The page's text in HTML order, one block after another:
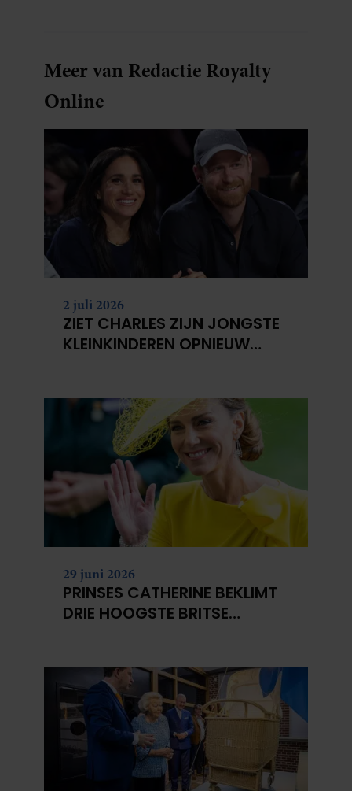
Meer van Redactie Royalty
Online
2 juli 2026
ZIET CHARLES ZIJN JONGSTE
KLEINKINDEREN OPNIEUW
29 juni 2026
PRINSES CATHERINE BEKLIMT
DRIE HOOGSTE BRITSE